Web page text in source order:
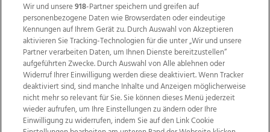
Wir und unsere918-Partner speichern und greifen auf
personenbezogene Daten wie Browserdaten oder eindeutige
Kennungen auf Ihrem Gerät zu. Durch Auswahl von Akzeptieren
aktivieren Sie Tracking-Technologien für die unter „Wir und unsere
Partner verarbeiten Daten, um Ihnen Dienste bereitzustellen“
aufgeführten Zwecke. Durch Auswahl von Alle ablehnen oder
Widerruf Ihrer Einwilligung werden diese deaktiviert. Wenn Tracker
deaktiviert sind, sind manche Inhalte und Anzeigen möglicherweise
nicht mehr so relevant für Sie. Sie können dieses Menü jederzeit
wieder aufrufen, um Ihre Einstellungen zu ändern oder Ihre
Einwilligung zu widerrufen, indem Sie auf den Link Cookie